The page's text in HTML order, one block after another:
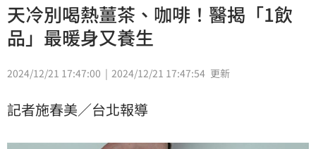
天冷別喝熱薑茶、咖啡！醫揭「1飲
品」最暖身又養生
2024/12/21 17:47:00 2024/12/21 17:47:54 更新
記者施春美／台北報導